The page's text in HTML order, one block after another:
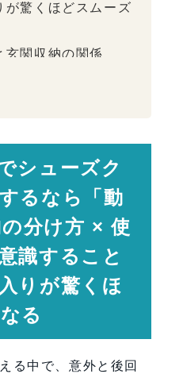
が驚くほどスムーズ
玄関収納の関係
整える収納配置
「見えない」を分け
やすさも重要
できる可変性
と家事効率の関係
ーク計画で確認し
シューズク
るなら「動
分け方 × 使
識すること
りが驚くほ
る
る中で、意外と後回